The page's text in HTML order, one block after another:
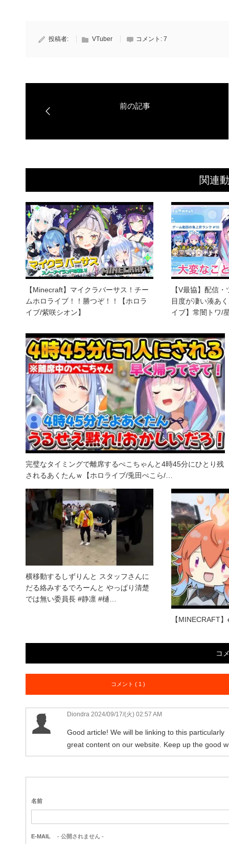
投稿者: VTuber コメント: 7
関連
【Minecraft】マイクラバーサス！チー
ムホロライブ！！勝つぞ！！【ホロラ
イブ/紫咲シオン】
【V最協】配信
目度が凄い湊あ
イブ】常闇トワ/
完璧なタイミングで離席するぺこちゃんと4時45分にひとり残
されるあくたんｗ【ホロライブ/兎田ぺこら/…
横移動するしずりんと スタッフさんに
だる絡みするでろーんと やっぱり清楚
では無い委員長 #静凛 #樋…
【MINECRAFT
コ
コメント ( 1 )
Diondra 2024/09/17/(火) 02:57 AM
Good article! We will be linking to this particularly
great content on our website. Keep up the good
名前
E-MAIL - 公開されません -